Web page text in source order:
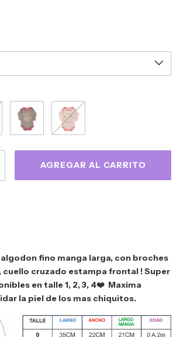
fino manga larga, con broches
cuello cruzado estampa frontal ! Super
en talle 1, 2, 3, 4❤️ Maxima
la piel de los mas chiquitos.